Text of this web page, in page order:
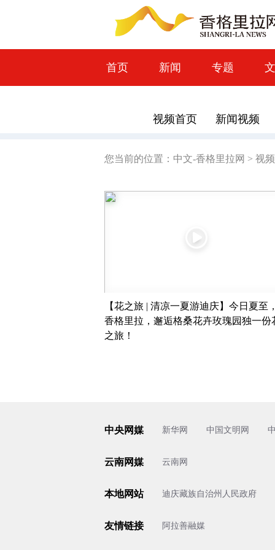
首页 新闻 专题
视频首页 新闻视频
您当前的位置： 中文-香格里拉网 > 视频
【花之旅 | 清凉一夏游迪庆】今日夏至
香格里拉，邂逅格桑花卉玫瑰园独一份
之旅！
中央网媒 新华网 中国文明网
云南网媒 云南网
本地网站 迪庆藏族自治州人民政府
友情链接 阿拉善融媒